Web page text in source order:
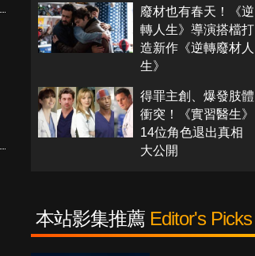
廢材也有春天！《逆
轉人生》導演搭檔打
造新作《逆轉廢材人
生》
得罪主創、爆發肢體
衝突！《實習醫生》
14位角色退出真相
大公開
本站影集推薦 Editor's Picks